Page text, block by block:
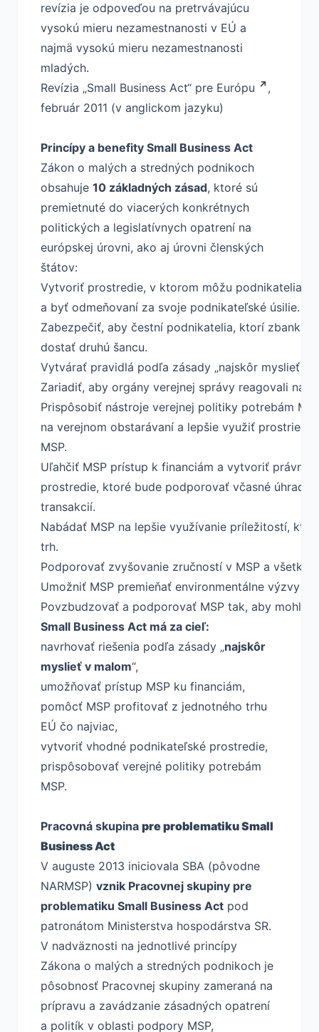
revízia je odpoveďou na pretrvávajúcu
vysokú mieru nezamestnanosti v EÚ a
najmä vysokú mieru nezamestnanosti
mladých.
Revízia „Small Business Act“ pre Európu
,
február 2011 (v anglickom jazyku)
Princípy a benefity Small Business Act
Zákon o malých a stredných podnikoch
obsahuje 10 základných zásad, ktoré sú
premietnuté do viacerých konkrétnych
politických a legislatívnych opatrení na
európskej úrovni, ako aj úrovni členských
štátov:
Vytvoriť prostredie, v ktorom môžu podnikatelia a
a byť odmeňovaní za svoje podnikateľské úsilie.
Zabezpečiť, aby čestní podnikatelia, ktorí
dostať druhú šancu.
Vytvárať pravidlá podľa zásady „najskôr myslieť v
Zariadiť, aby orgány verejnej správy reagovali na
Prispôsobiť nástroje verejnej politiky potrebám
na verejnom obstarávaní a lepšie využiť
MSP.
Uľahčiť MSP prístup k financiám a vytvoriť právne
prostredie, ktoré bude podporovať včasné úhrady
transakcií.
Nabádať MSP na lepšie využívanie príležitostí,
trh.
Podporovať zvyšovanie zručností v MSP a všetky
Umožniť MSP premieňať environmentálne výzvy
Povzbudzovať a podporovať MSP tak, aby mohli
Small Business Act má za cieľ:
navrhovať riešenia podľa zásady „najskôr
myslieť v malom“,
umožňovať prístup MSP ku financiám,
pomôcť MSP profitovať z jednotného trhu
EÚ čo najviac,
vytvoriť vhodné podnikateľské prostredie,
prispôsobovať verejné politiky potrebám
MSP.
Pracovná skupina pre problematiku Small
Business Act
V auguste 2013 iniciovala SBA (pôvodne
NARMSP) vznik Pracovnej skupiny pre
problematiku Small Business Act pod
patronátom Ministerstva hospodárstva SR.
V nadväznosti na jednotlivé princípy
Zákona o malých a stredných podnikoch je
pôsobnosť Pracovnej skupiny zameraná na
prípravu a zavádzanie zásadných opatrení
a politík v oblasti podpory MSP,